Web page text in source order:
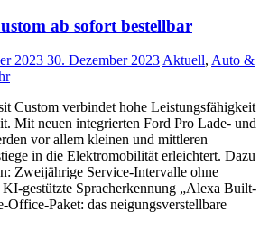
ab sofort bestellbar
2023 30. Dezember 2023 Aktuell, Auto &
Custom verbindet hohe Leistungsfähigkeit
Mit neuen integrierten Ford Pro Lade- und
vor allem kleinen und mittleren
in die Elektromobilität erleichtert. Dazu
Zweijährige Service-Intervalle ohne
gestützte Spracherkennung „Alexa Built-
Office-Paket: das neigungsverstellbare